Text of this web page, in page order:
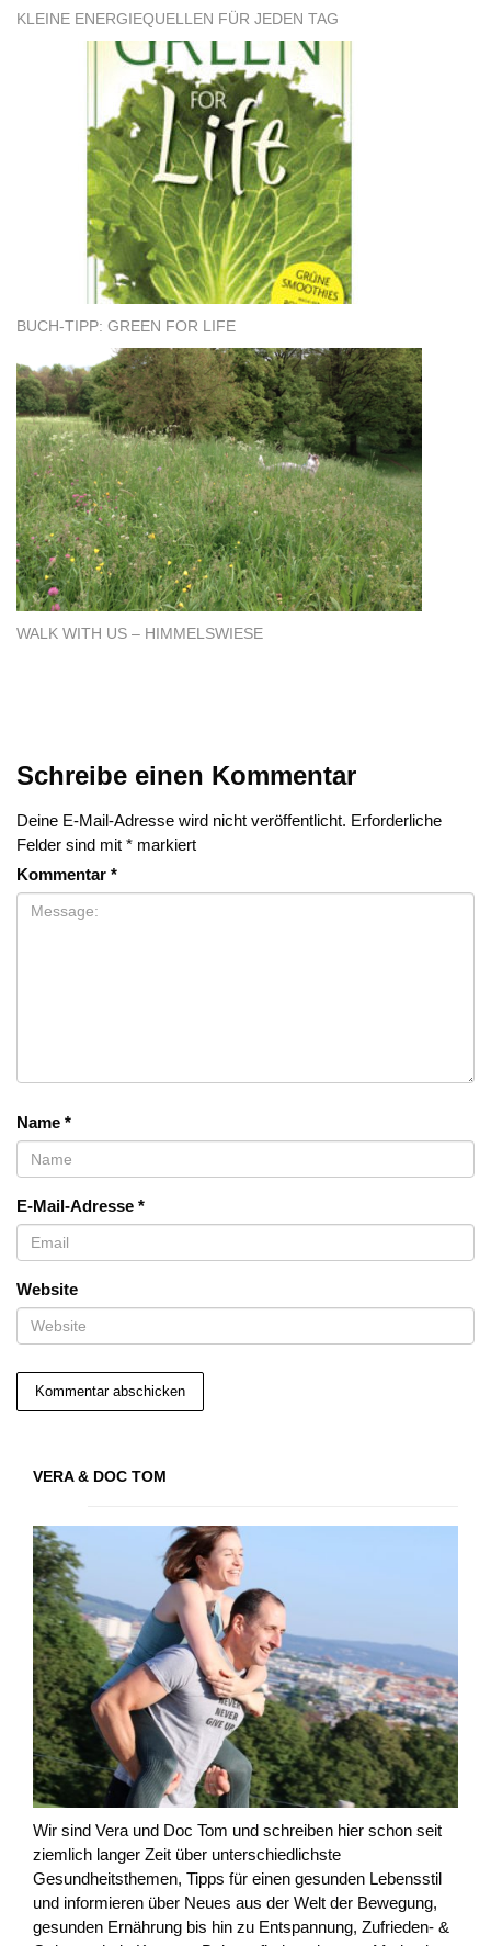
KLEINE ENERGIEQUELLEN FÜR JEDEN TAG
BUCH-TIPP: GREEN FOR LIFE
WALK WITH US – HIMMELSWIESE
Schreibe einen Kommentar
Deine E-Mail-Adresse wird nicht veröffentlicht. Erforderliche
Felder sind mit * markiert
Kommentar *
Name *
E-Mail-Adresse *
Website
VERA & DOC TOM
Wir sind Vera und Doc Tom und schreiben hier schon seit
ziemlich langer Zeit über unterschiedlichste
Gesundheitsthemen, Tipps für einen gesunden Lebensstil
und informieren über Neues aus der Welt der Bewegung,
gesunden Ernährung bis hin zu Entspannung, Zufrieden- &